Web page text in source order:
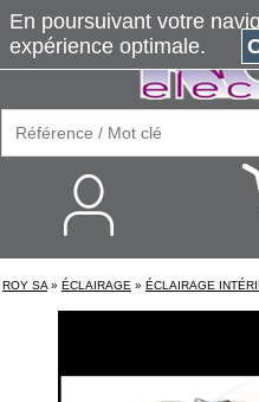
ROY SA » ÉCLAIRAGE » ÉCLAIRAGE
En poursuivant votre
expérience optimale.